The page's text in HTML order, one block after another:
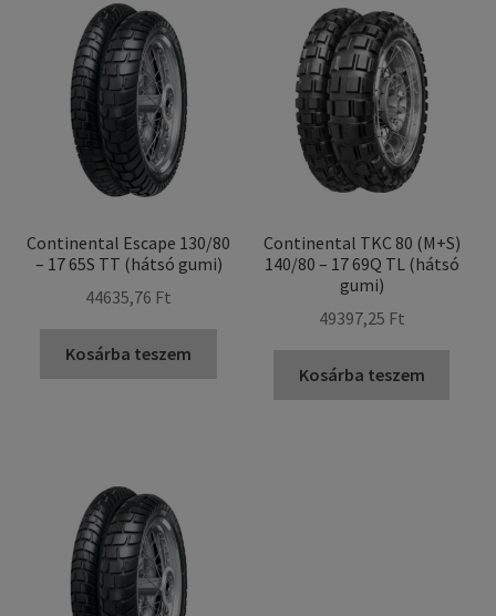
Continental Escape 130/80
– 17 65S TT (hátsó gumi)
44635,76 Ft
Kosárba teszem
Continental TKC 80 (M+S)
140/80 – 17 69Q TL (hátsó
gumi)
49397,25 Ft
Kosárba teszem